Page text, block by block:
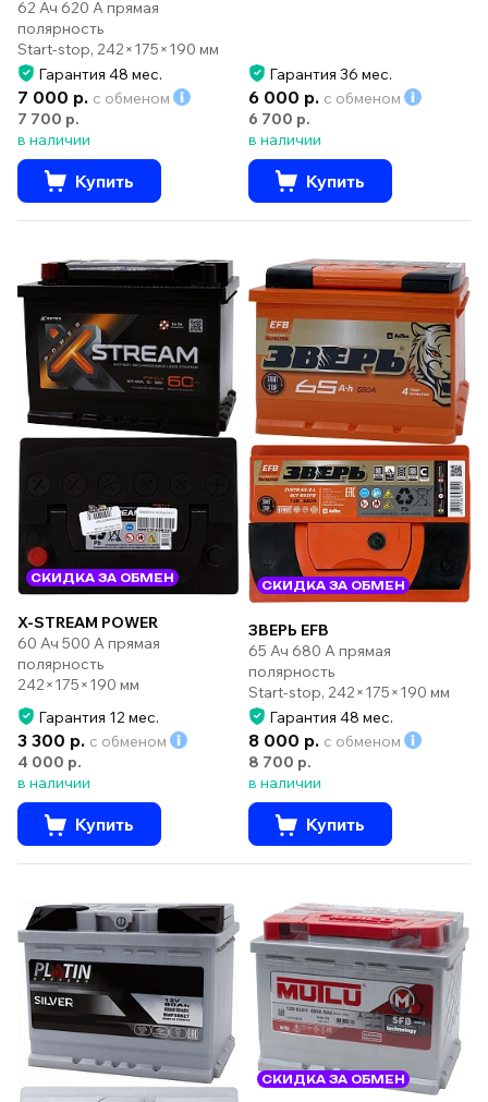
62 Ач 620 А прямая
полярность
Start-stop, 242×175×190 мм
Гарантия 48 мес.
7 000 р. с обменом
7 700 р.
в наличии
Купить
Гарантия 36 мес.
6 000 р. с обменом
6 700 р.
в наличии
Купить
СКИДКА ЗА ОБМЕН
X-STREAM POWER
60 Ач 500 А прямая
полярность
242×175×190 мм
Гарантия 12 мес.
3 300 р. с обменом
4 000 р.
в наличии
Купить
СКИДКА ЗА ОБМЕН
ЗВЕРЬ EFB
65 Ач 680 А прямая
полярность
Start-stop, 242×175×190 мм
Гарантия 48 мес.
8 000 р. с обменом
8 700 р.
в наличии
Купить
СКИДКА ЗА ОБМЕН